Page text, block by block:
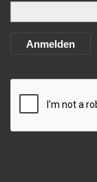
Anmelden